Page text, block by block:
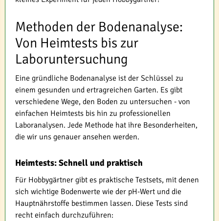
Methoden der Bodenanalyse:
Von Heimtests bis zur
Laboruntersuchung
Eine gründliche Bodenanalyse ist der Schlüssel zu
einem gesunden und ertragreichen Garten. Es gibt
verschiedene Wege, den Boden zu untersuchen - von
einfachen Heimtests bis hin zu professionellen
Laboranalysen. Jede Methode hat ihre Besonderheiten,
die wir uns genauer ansehen werden.
Heimtests: Schnell und praktisch
Für Hobbygärtner gibt es praktische Testsets, mit denen
sich wichtige Bodenwerte wie der pH-Wert und die
Hauptnährstoffe bestimmen lassen. Diese Tests sind
recht einfach durchzuführen: